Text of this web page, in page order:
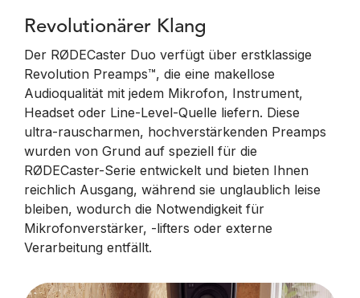
Revolutionärer Klang
Der RØDECaster Duo verfügt über erstklassige
Revolution Preamps™, die eine makellose
Audioqualität mit jedem Mikrofon, Instrument,
Headset oder Line-Level-Quelle liefern. Diese
ultra-rauscharmen, hochverstärkenden Preamps
wurden von Grund auf speziell für die
RØDECaster-Serie entwickelt und bieten Ihnen
reichlich Ausgang, während sie unglaublich leise
bleiben, wodurch die Notwendigkeit für
Mikrofonverstärker, -lifters oder externe
Verarbeitung entfällt.